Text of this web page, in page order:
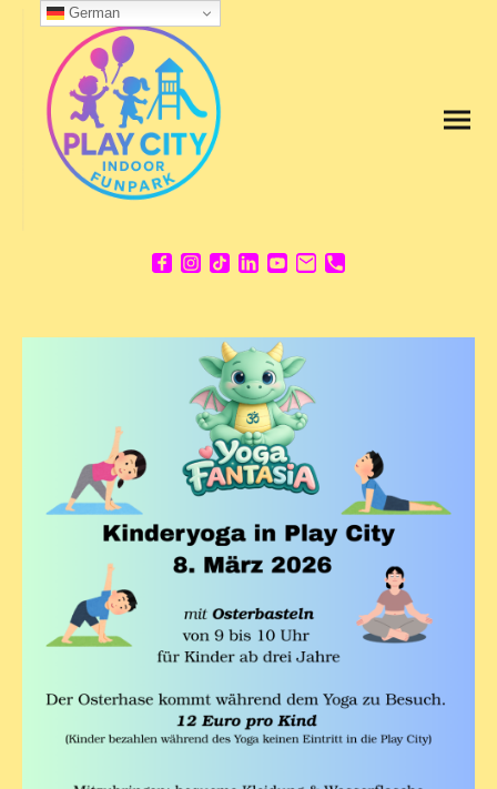
German